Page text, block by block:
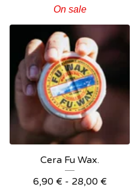
On sale
Cera Fu Wax.
6,90 € - 28,00 €